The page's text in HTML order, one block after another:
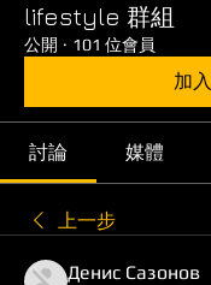
lifestyle 群組
公開 · 101 位會員
加入
討論 媒體
上一步
Денис Сазонов